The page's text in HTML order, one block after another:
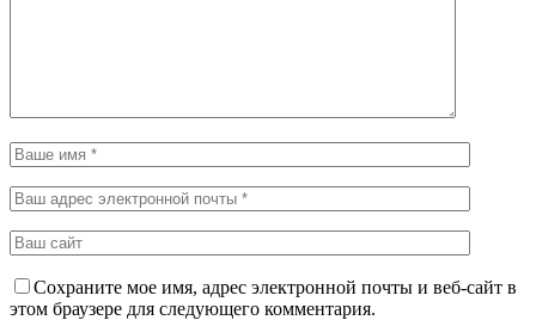
Сохраните мое имя, адрес электронной почты и веб-сайт в
этом браузере для следующего комментария.